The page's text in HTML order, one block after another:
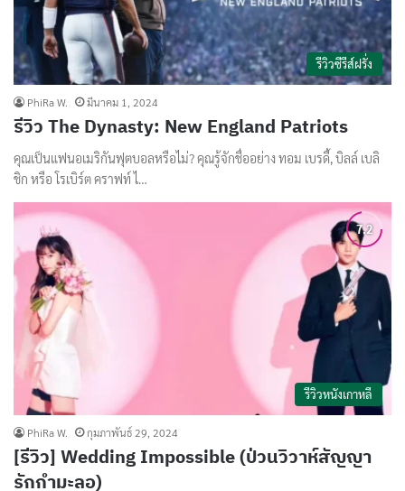
รีวิวซีรีส์ฝรั่ง
PhiRa W. มีนาคม 1, 2024
รีวิว The Dynasty: New England Patriots
คุณเป็นแฟนอเมริกันฟุตบอลหรือไม่? คุณรู้จักชื่ออย่าง ทอม เบรดี้, บิลล์ เบลิ
ชิก หรือ โรเบิร์ต คราฟท์ ไ…
รีวิวหนังเกาหลี
PhiRa W. กุมภาพันธ์ 29, 2024
[รีวิว] Wedding Impossible (ป่วนวิวาห์สัญญา
รักกำมะลอ)